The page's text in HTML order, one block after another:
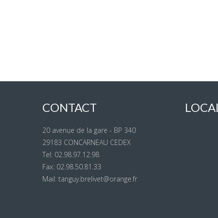
CONTACT
20 avenue de la gare - BP 340
29183 CONCARNEAU CEDEX
Tel: 02.98.97.12.98
Fax: 02.98.50.81.33
Mail: tanguy.brelivet@orange.fr